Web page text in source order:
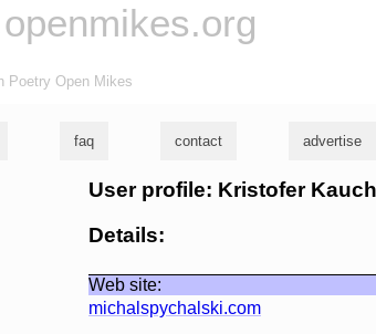
openmikes.org
Poetry Open Mikes
faq contact advertise
User profile: Kristofer
Details:
Web site:
michalspychalski.com